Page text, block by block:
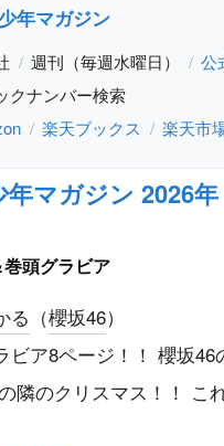
年マガジン
週刊（毎週水曜日） 公
クナンバー検索
楽天ブックス 楽天市
年マガジン 2026
頭グラビア
る （櫻坂46）
ビア8ページ！！ 櫻坂
隣のクリスマス！！ こ